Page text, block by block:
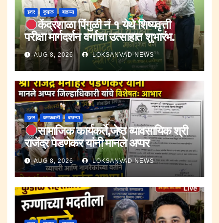
इतर कुडाळ बातम्या
केंद्रशाळा पिंगुळी नं १ येथे शिष्यवृत्ती
परीक्षा मार्गदर्शन वर्गाचा उत्साहात शुभारंभ.
AUG 8, 2026 LOKSANVAD NEWS
इतर कणकवली बातम्या
सामाजिक कार्यकर्ते,जेष्ठ व्यावसायिक श्री
राजेंद्र पेडणेकर यांनी मानले अप्पर
जिल्हाधिकारी यांचे विषेशतः आभार.
AUG 8, 2026 LOKSANVAD NEWS